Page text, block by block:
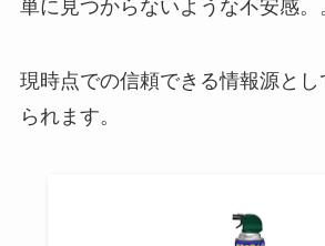
単に見つからないような不安感。
現時点での信頼できる情報源と
られます。